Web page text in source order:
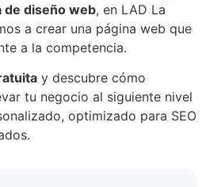
de diseño web, en LAD La
a crear una página web que
a la competencia.
y descubre cómo
tu negocio al siguiente nivel
optimizado para SEO